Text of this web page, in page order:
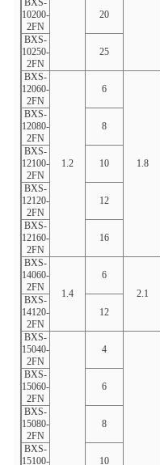
10200-
2FN
20
BXS-
10250-
2FN
25
BXS-
12060-
2FN
1.2
6
1.8
BXS-
12080-
2FN
8
BXS-
12100-
2FN
10
BXS-
12120-
2FN
12
BXS-
12160-
2FN
16
BXS-
14060-
2FN
1.4
6
2.1
BXS-
14120-
2FN
12
BXS-
15040-
2FN
4
BXS-
15060-
2FN
6
BXS-
15080-
2FN
8
BXS-
15100-
10